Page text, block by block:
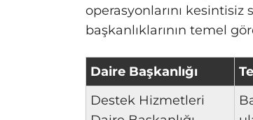
operasyonlarını
başkanlıklarının temel
Daire Başkanlığı
Destek Hizmetleri